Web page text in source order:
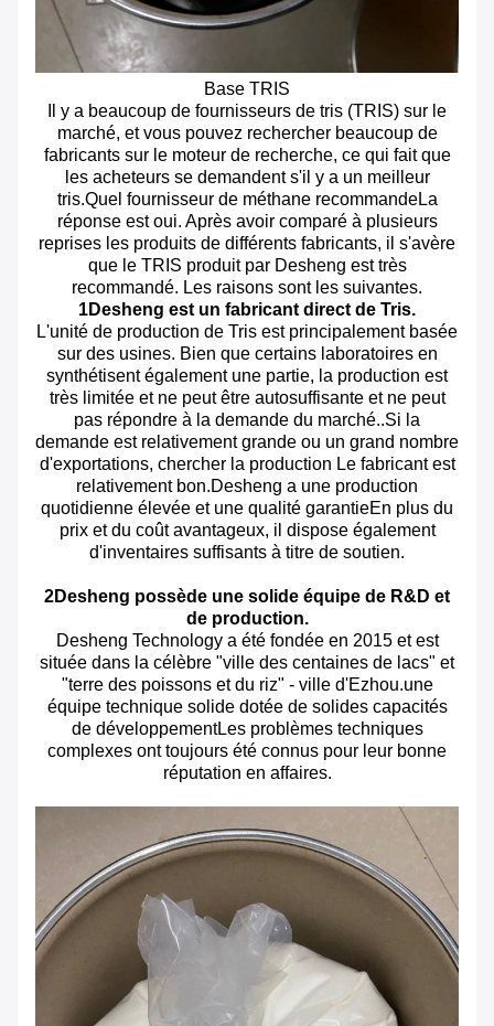
Base TRIS
Il y a beaucoup de fournisseurs de tris (TRIS) sur le
marché, et vous pouvez rechercher beaucoup de
fabricants sur le moteur de recherche, ce qui fait que
les acheteurs se demandent s'il y a un meilleur
tris.Quel fournisseur de méthane recommandeLa
réponse est oui. Après avoir comparé à plusieurs
reprises les produits de différents fabricants, il s'avère
que le TRIS produit par Desheng est très
recommandé. Les raisons sont les suivantes.
1Desheng est un fabricant direct de Tris.
L'unité de production de Tris est principalement basée
sur des usines. Bien que certains laboratoires en
synthétisent également une partie, la production est
très limitée et ne peut être autosuffisante et ne peut
pas répondre à la demande du marché..Si la
demande est relativement grande ou un grand nombre
d'exportations, chercher la production Le fabricant est
relativement bon.Desheng a une production
quotidienne élevée et une qualité garantieEn plus du
prix et du coût avantageux, il dispose également
d'inventaires suffisants à titre de soutien.
2Desheng possède une solide équipe de R&D et
de production.
Desheng Technology a été fondée en 2015 et est
située dans la célèbre "ville des centaines de lacs" et
"terre des poissons et du riz" - ville d'Ezhou.une
équipe technique solide dotée de solides capacités
de développementLes problèmes techniques
complexes ont toujours été connus pour leur bonne
réputation en affaires.